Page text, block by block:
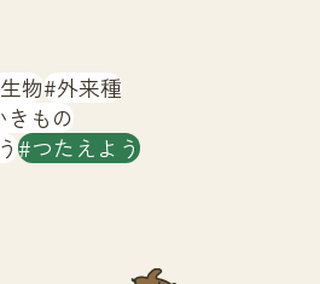
物 外来種
きもの
つたえよう